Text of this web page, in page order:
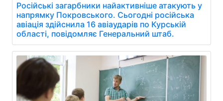
Російські загарбники найактивніше атакують у
напрямку Покровського. Сьогодні російська
авіація здійснила 16 авіаударів по Курській
області, повідомляє Генеральний штаб.